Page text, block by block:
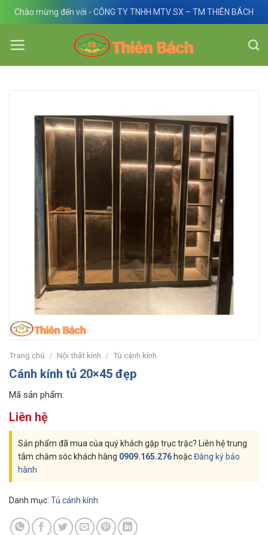
Skip
content
Chào mừng đến với - CÔNG TY TNHH MTV SX – TM THIÊN BÁCH
Trang chủ / Nội thất kính / Tủ cánh kính
Cánh kính tủ 20×45 đẹp
Mã sản phẩm:
Liên hệ
Sản phẩm đã mua của quý khách gặp trục trặc? Liên hệ trung
tâm chăm sóc khách hàng 0909.165.276 hoặcĐăng ký bảo
hành
Danh mục: Tủ cánh kính